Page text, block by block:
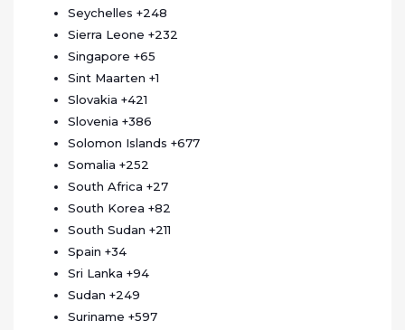
Seychelles +248
Sierra Leone +232
Singapore +65
Sint Maarten +1
Slovakia +421
Slovenia +386
Solomon Islands +677
Somalia +252
South Africa +27
South Korea +82
South Sudan +211
Spain +34
Sri Lanka +94
Sudan +249
Suriname +597